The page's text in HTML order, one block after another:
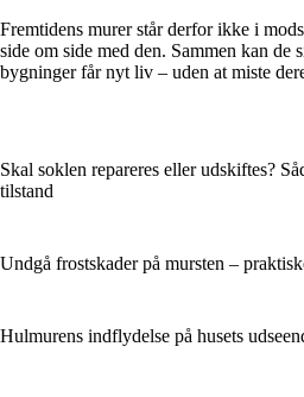
Fremtidens murer står derfor ikke i
side om side med den. Sammen kan de
bygninger får nyt liv – uden at miste
Skal soklen repareres eller udskiftes?
tilstand
Undgå frostskader på mursten –
Hulmurens indflydelse på husets